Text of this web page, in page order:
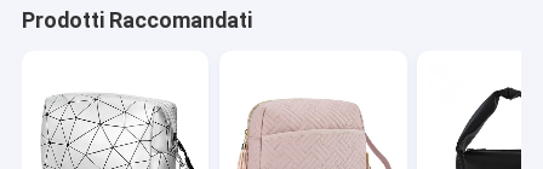
Prodotti Raccomandati